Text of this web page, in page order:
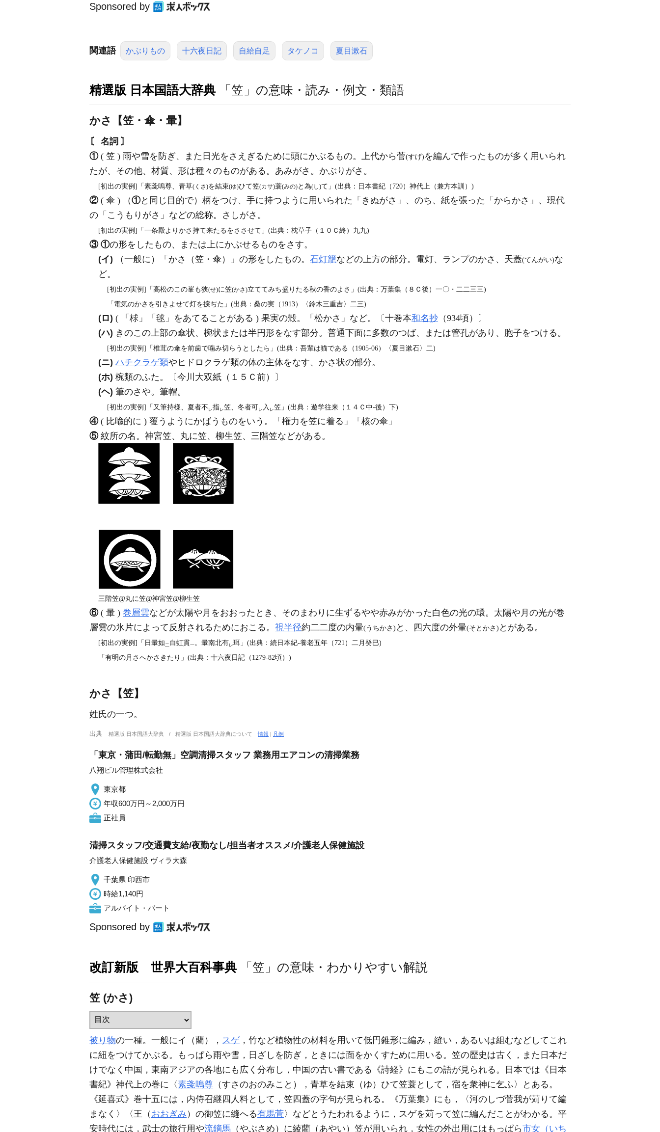
Sponsored by
関連語 かぶりもの 十六夜日記 自給自足 タケノコ 夏目漱石
精選版 日本国語大辞典 「笠」の意味・読み・例文・類語
かさ【笠・傘・暈】
〘 名詞 〙
①( 笠 ) 雨や雪を防ぎ、また日光をさえぎるために頭にかぶるもの。上代から菅(すげ)を編んで作ったものが多く用いられ
たが、その他、材質、形は種々のものがある。あみがさ。かぶりがさ。
[初出の実例]「素戔嗚尊、青草(くさ)を結束(ゆ)ひて笠(カサ)蓑(みの)と為(し)て」(出典：日本書紀（720）神代上（兼方本訓）)
②( 傘 ) （①と同じ目的で）柄をつけ、手に持つように用いられた「きぬがさ」、のち、紙を張った「からかさ」、現代
の「こうもりがさ」などの総称。さしがさ。
[初出の実例]「一条殿よりかさ持て来たるをささせて」(出典：枕草子（１０Ｃ終）九九)
③ ①の形をしたもの、または上にかぶせるものをさす。
(イ) （一般に）「かさ（笠・傘）」の形をしたもの。 石灯籠などの上方の部分。電灯、ランプのかさ、天蓋(てんがい)な
ど。
[初出の実例]「高松のこの峯も狭(せ)に笠(かさ)立ててみち盛りたる秋の香のよさ」(出典：万葉集（８Ｃ後）一〇・二二三三)
「電気のかさを引きよせて灯を捩ぢた」(出典：桑の実（1913）〈鈴木三重吉〉二三)
(ロ) ( 「梂」「毬」をあてることがある ) 果実の殻。「松かさ」など。〔十巻本和名抄 （934頃）〕
(ハ) きのこの上部の傘状、椀状または半円形をなす部分。普通下面に多数のつば、または管孔があり、胞子をつける。
[初出の実例]「椎茸の傘を前歯で噛み切らうとしたら」(出典：吾輩は猫である（1905‐06）〈夏目漱石〉二)
(ニ) ハチクラゲ類やヒドロクラゲ類の体の主体をなす、かさ状の部分。
(ホ) 椀類のふた。〔今川大双紙（１５Ｃ前）〕
(ヘ) 筆のさや。筆帽。
[初出の実例]「又筆持様、夏者不 レ指レ笠、冬者可レ 入 レ笠」(出典：遊学往来（１４Ｃ中‐後）下)
④( 比喩的に ) 覆うようにかばうものをいう。「権力を笠に着る」「核の傘」
⑤紋所の名。神宮笠、丸に笠、柳生笠、三階笠などがある。
三階笠@丸に笠@神宮笠@柳生笠
⑥( 暈 ) 巻層雲などが太陽や月をおおったとき、そのまわりに生ずるやや赤みがかった白色の光の環。太陽や月の光が巻
層雲の氷片によって反射されるためにおこる。 視半径約二二度の内暈(うちかさ) と、四六度の外暈(そとかさ) とがある。
[初出の実例]「日暈如 二 白虹貫一 。暈南北有レ珥」(出典：続日本紀‐養老五年（721）二月癸巳)
「有明の月さへかさきたり」(出典：十六夜日記（1279‐82頃）)
かさ【笠】
姓氏の一つ。
出典 精選版 日本国語大辞典 精選版 日本国語大辞典について情報 | 凡例
「東京・蒲田/転勤無」空調清掃スタッフ 業務用エアコンの清掃業務
八翔ビル管理株式会社
東京都
年収600万円～2,000万円
正社員
清掃スタッフ/交通費支給/夜勤なし/担当者オススメ/介護老人保健施設
介護老人保健施設 ヴィラ大森
千葉県 印西市
時給1,140円
アルバイト・パート
Sponsored by
改訂新版 世界大百科事典 「笠」の意味・わかりやすい解説
笠 (かさ)
被り物の一種。一般にイ（藺）， スゲ，竹など植物性の材料を用いて低円錐形に編み，縫い，あるいは組むなどしてこれ
に紐をつけてかぶる。もっぱら雨や雪，日ざしを防ぎ，ときには面をかくすために用いる。笠の歴史は古く，また日本だ
けでなく中国，東南アジアの各地にも広く分布し，中国の古い書である《詩経》にもこの語が見られる。日本では《日本
書紀》神代上の巻に〈素戔嗚尊 （すさのおのみこと），青草を結束（ゆ）ひて笠蓑として，宿を衆神に乞ふ〉とある。
《延喜式》巻十五には，内侍召継四人料として，笠四蓋の字句が見られる。《万葉集》にも，〈河のしづ菅我が苅りて編
まなく〉〈王（ おおぎみ ）の御笠に縫へる有馬菅〉などとうたわれるように，スゲを苅って笠に編んだことがわかる。平
安時代には，武士の旅行用や流鏑馬 （やぶさめ）に綾藺（あやい）笠が用いられ，女性の外出用にはもっぱら市女（いち